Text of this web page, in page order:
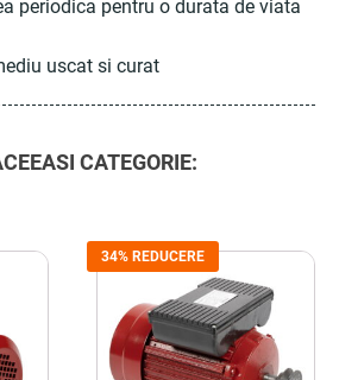
periodica pentru o durata de viata
uscat si curat
CATEGORIE:
34% REDUCERE